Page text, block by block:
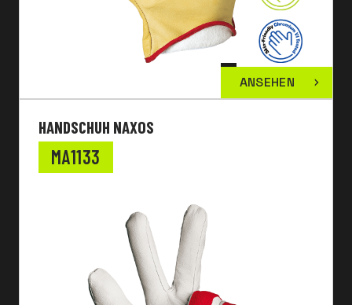
ANSEHEN
HANDSCHUH NAXOS
MA1133